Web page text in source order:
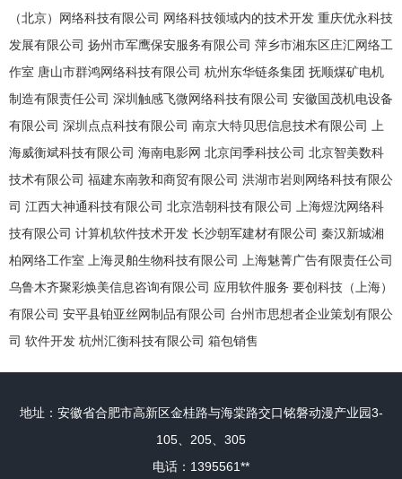
（北京）网络科技有限公司 网络科技领域内的技术开发 重庆优永科技
发展有限公司 扬州市军鹰保安服务有限公司 萍乡市湘东区庄汇网络工
作室 唐山市群鸿网络科技有限公司 杭州东华链条集团 抚顺煤矿电机
制造有限责任公司 深圳触感飞微网络科技有限公司 安徽国茂机电设备
有限公司 深圳点点科技有限公司 南京大特贝思信息技术有限公司
上
海威衡斌科技有限公司 海南电影网 北京闰季科技公司 北京智美数科
技术有限公司 福建东南敦和商贸有限公司 洪湖市岩则网络科技有限公
司 江西大神通科技有限公司 北京浩朝科技有限公司
上海煜沈网络科
技有限公司 计算机软件技术开发 长沙朝军建材有限公司 秦汉新城湘
柏网络工作室
上海灵舶生物科技有限公司
上海魅菁广告有限责任公司
乌鲁木齐聚彩焕美信息咨询有限公司 应用软件服务 要创科技（上海）
有限公司 安平县铂亚丝网制品有限公司 台州市思想者企业策划有限公
司 软件开发 杭州汇衡科技有限公司 箱包销售
地址：安徽省合肥市高新区金桂路与海棠路交口铭磐动漫产业园3-
105、205、305
电话：1395561**